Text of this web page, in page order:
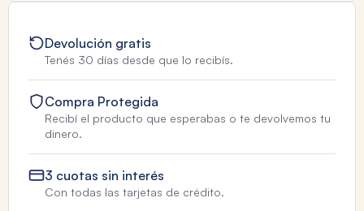
Devolución gratis
Tenés 30 días desde que lo recibís.
Compra Protegida
Recibí el producto que esperabas o te devolvemos tu
dinero.
3 cuotas sin interés
Con todas las tarjetas de crédito.